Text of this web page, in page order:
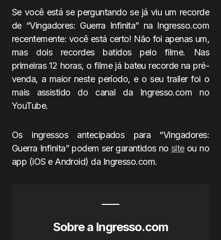
Se você está se perguntando se já viu um recorde
de “Vingadores: Guerra Infinita” na Ingresso.com
recentemente: você está certo! Não foi apenas um,
mas dois recordes batidos pelo filme. Nas
primeiras 12 horas, o filme já bateu recorde na pré-
venda, a maior neste período, e o seu trailer foi o
mais assistido do canal da Ingresso.com no
YouTube.
Os ingressos antecipados para “Vingadores:
Guerra Infinita” podem ser garantidos no siteou no
app (iOS e Android) da Ingresso.com.
Sobre a Ingresso.com